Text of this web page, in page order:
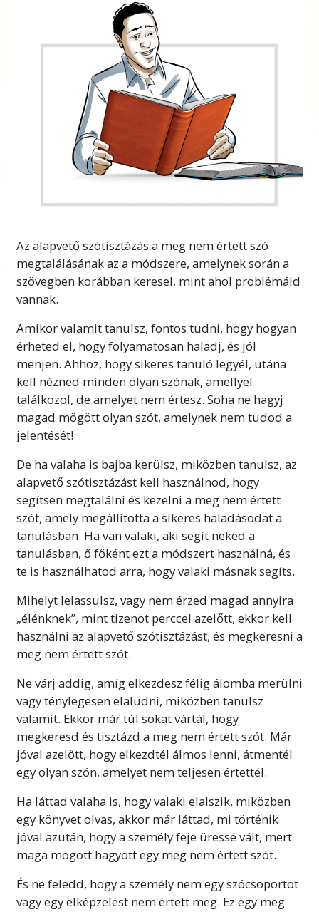
Az alapvető szótisztázás a meg nem értett szó
megtalálásának az a módszere, amelynek során a
szövegben korábban keresel, mint ahol problémáid
vannak.
Amikor valamit tanulsz, fontos tudni, hogy hogyan
érheted el, hogy folyamatosan haladj, és jól
menjen. Ahhoz, hogy sikeres tanuló legyél, utána
kell nézned minden olyan szónak, amellyel
találkozol, de amelyet nem értesz. Soha ne hagyj
magad mögött olyan szót, amelynek nem tudod a
jelentését!
De ha valaha is bajba kerülsz, miközben tanulsz, az
alapvető szótisztázást kell használnod, hogy
segítsen megtalálni és kezelni a meg nem értett
szót, amely megállította a sikeres haladásodat a
tanulásban. Ha van valaki, aki segít neked a
tanulásban, ő főként ezt a módszert használná, és
te is használhatod arra, hogy valaki másnak segíts.
Mihelyt lelassulsz, vagy nem érzed magad annyira
„élénknek”, mint tizenöt perccel azelőtt, ekkor kell
használni az alapvető szótisztázást, és megkeresni a
meg nem értett szót.
Ne várj addig, amíg elkezdesz félig álomba merülni
vagy ténylegesen elaludni, miközben tanulsz
valamit. Ekkor már túl sokat vártál, hogy
megkeresd és tisztázd a meg nem értett szót. Már
jóval azelőtt, hogy elkezdtél álmos lenni, átmentél
egy olyan szón, amelyet nem teljesen értettél.
Ha láttad valaha is, hogy valaki elalszik, miközben
egy könyvet olvas, akkor már láttad, mi történik
jóval azután, hogy a személy feje üressé vált, mert
maga mögött hagyott egy meg nem értett szót.
És ne feledd, hogy a személy nem egy szócsoportot
vagy egy elképzelést nem értett meg. Ez egy meg